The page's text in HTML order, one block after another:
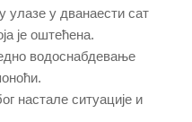
улазе у дванаести сат
је оштећена.
водоснабдевање
настале ситуације и